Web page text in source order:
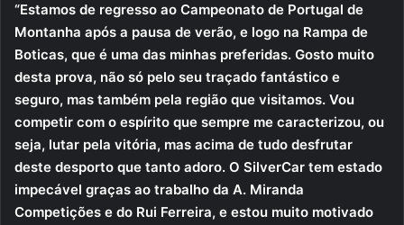
“Estamos de regresso ao Campeonato de Portugal de
Montanha após a pausa de verão, e logo na Rampa de
Boticas, que é uma das minhas preferidas. Gosto muito
desta prova, não só pelo seu traçado fantástico e
seguro, mas também pela região que visitamos. Vou
competir com o espírito que sempre me caracterizou, ou
seja, lutar pela vitória, mas acima de tudo desfrutar
deste desporto que tanto adoro. O SilverCar tem estado
impecável graças ao trabalho da A. Miranda
Competições e do Rui Ferreira, e estou muito motivado